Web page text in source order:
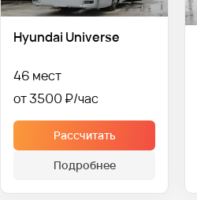
Hyundai Universe
46 мест
от 3500 ₽
Рассчитать
Подробнее